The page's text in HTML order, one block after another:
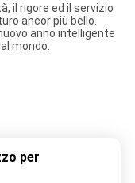
il rigore ed il servizio
ancor più bello.
anno intelligente
mondo.
per